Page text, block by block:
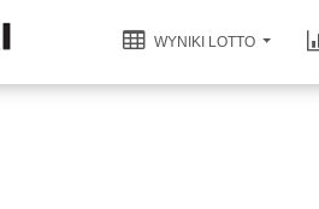
WYNIKI LOTTO